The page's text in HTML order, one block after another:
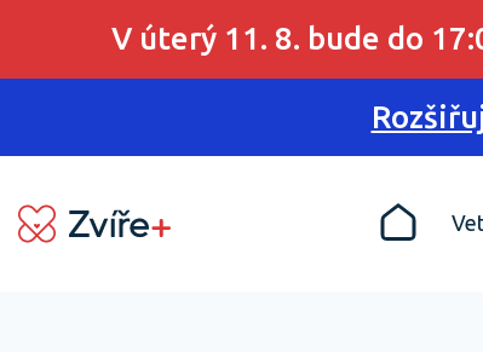
V úterý 11. 8. bude do